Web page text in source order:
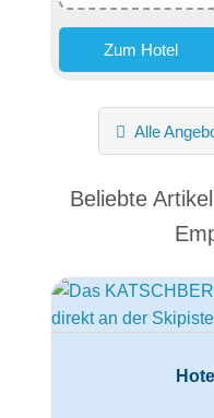
Zum Hotel
Alle
Beliebte